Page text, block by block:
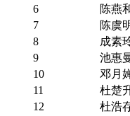
6
陈燕
7
陈虞
8
成素
9
池惠
10
邓月
11
杜楚
12
杜浩